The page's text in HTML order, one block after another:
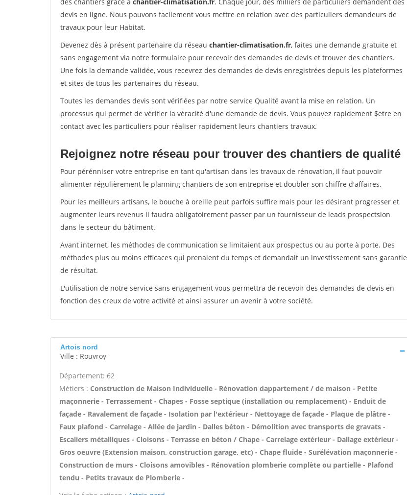
devis en ligne. Nous pouvons facilement vous mettre en relation avec des particuliers demandeurs de
travaux pour leur Habitat.
Devenez dès à présent partenaire du réseau chantier-climatisation.fr, faites une demande gratuite et
sans engagement via notre formulaire pour recevoir des demandes de devis et trouver des chantiers.
Une fois la demande validée, vous recevrez des demandes de devis enregistrées depuis les plateformes
et sites de tous les partenaires du réseau.
Toutes les demandes devis sont vérifiées par notre service Qualité avant la mise en relation. Un
processus qui permet de vérifier la véracité d'une demande de devis. Vous pouvez rapidement $etre en
contact avec les particuliers pour réaliser rapidement leurs chantiers travaux.
Rejoignez notre réseau pour trouver des chantiers de qualité
Pour pérénniser votre entreprise en tant qu'artisan dans les travaux de rénovation, il faut pouvoir
alimenter régulièrement le planning chantiers de son entreprise et doubler son chiffre d'affaires.
Pour les meilleurs artisans, le bouche à oreille peut parfois suffire mais pour les désirant progresser et
augmenter leurs revenus il faudra obligatoirement passer par un fournisseur de leads prospectsion
dans le secteur du bâtiment.
Avant internet, les méthodes de communication se limitaient aux prospectus ou au porte à porte. Des
méthodes plus ou moins efficaces qui prenaient du temps et demandait un investissement sans garantie
de résultat.
L'utilisation de notre service sans engagement vous permettra de recevoir des demandes de devis en
fonction des creux de votre activité et ainsi assurer un avenir à votre société.
Artois nord
Ville : Rouvroy
Département: 62
Métiers : Construction de Maison Individuelle - Rénovation dappartement / de maison - Petite
maçonnerie - Terrassement - Chapes - Fosse septique (installation ou remplacement) - Enduit de
façade - Ravalement de façade - Isolation par l'extérieur - Nettoyage de façade - Plaque de plâtre -
Faux plafond - Carrelage - Allée de jardin - Dalles béton - Démolition avec transports de gravats -
Escaliers métalliques - Cloisons - Terrasse en béton / Chape - Carrelage extérieur - Dallage extérieur -
Gros oeuvre (Extension maison, construction garage, etc) - Chape fluide - Surélévation maçonnerie -
Construction de murs - Cloisons amovibles - Rénovation plomberie complète ou partielle - Plafond
tendu - Petits travaux de Plomberie -